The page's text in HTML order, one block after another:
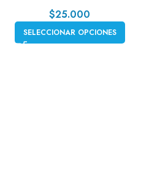
$25.000
SELECCIONAR OPCIONES